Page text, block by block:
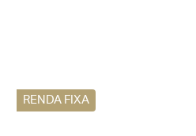
RENDA FIXA